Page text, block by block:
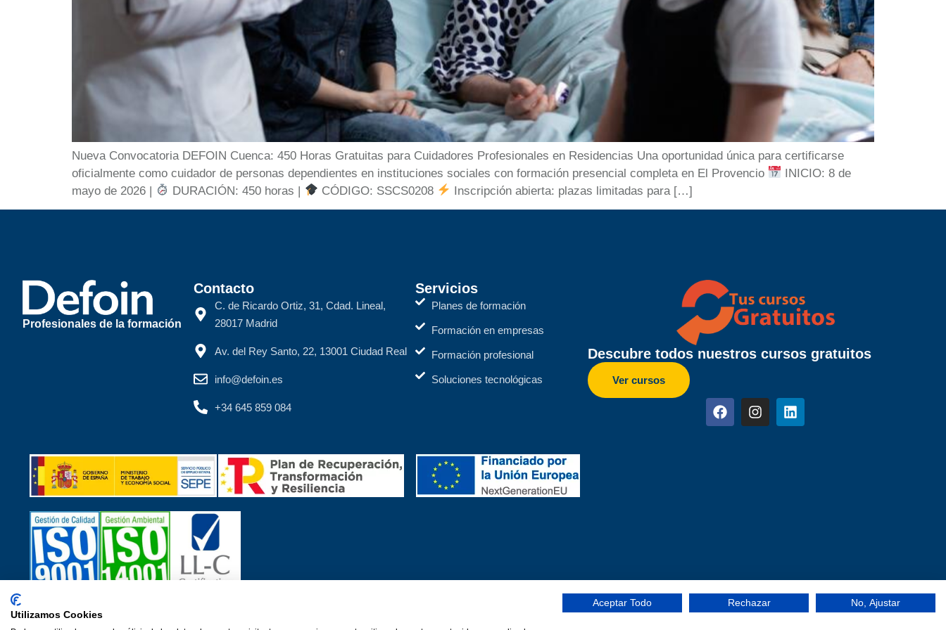
Nueva Convocatoria DEFOIN Cuenca: 450 Horas Gratuitas para Cuidadores Profesionales en Residencias Una oportunidad única para certificarse
oficialmente como cuidador de personas dependientes en instituciones sociales con formación presencial completa en El Provencio
INICIO: 8 de
mayo de 2026 |
DURACIÓN: 450 horas | CÓDIGO: SSCS0208 Inscripción abierta: plazas limitadas para […]
Profesionales de la formación
Contacto
C. de Ricardo Ortiz, 31, Cdad. Lineal,
28017 Madrid
Av. del Rey Santo, 22, 13001 Ciudad Real
info@defoin.es
+34 645 859 084
Servicios
Planes de formación
Formación en empresas
Formación profesional
Soluciones tecnológicas
Descubre todos nuestros cursos gratuitos
Ver cursos
Certificados de calidad
Utilizamos Cookies
Aceptar Todo Rechazar No, Ajustar